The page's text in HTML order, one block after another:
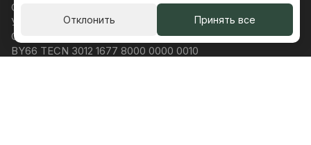
Отклонить Принять все
ООО «Аппетит Плюс», Притыцкого 142, пом 4, Минск
УНП 192977261
ОАО «Технобанк», Кропоткина 44, Минск
BY66 TECN 3012 1677 8000 0000 0010